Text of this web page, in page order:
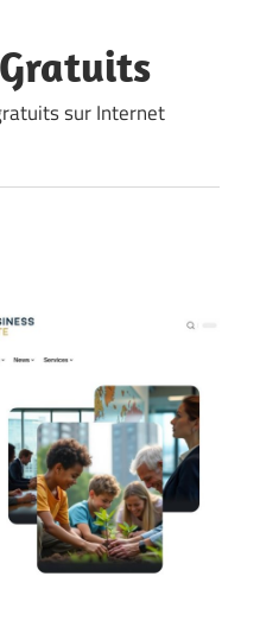
sur Internet